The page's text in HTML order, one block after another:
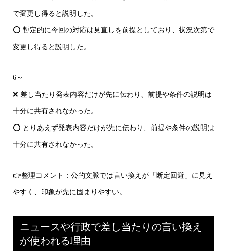
で変更し得ると説明した。
⭕ 暫定的に今回の対応は見直しを前提としており、状況次第で
変更し得ると説明した。
6～
❌ 差し当たり発表内容だけが先に伝わり、前提や条件の説明は
十分に共有されなかった。
⭕ とりあえず発表内容だけが先に伝わり、前提や条件の説明は
十分に共有されなかった。
👉整理コメント：公的文脈では言い換えが「断定回避」に見え
やすく、印象が先に固まりやすい。
ニュースや行政で差し当たりの言い換え
が使われる理由